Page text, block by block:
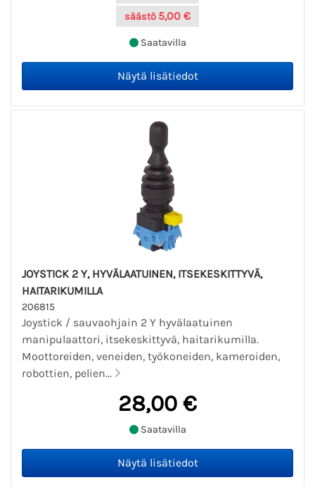
säästö 5,00 €
Saatavilla
JOYSTICK 2 Y, HYVÄLAATUINEN, ITSEKESKITTYVÄ,
HAITARIKUMILLA
206815
Joystick / sauvaohjain 2 Y hyvälaatuinen
manipulaattori, itsekeskittyvä, haitarikumilla.
Moottoreiden, veneiden, työkoneiden, kameroiden,
robottien, pelien...
28,00 €
Saatavilla